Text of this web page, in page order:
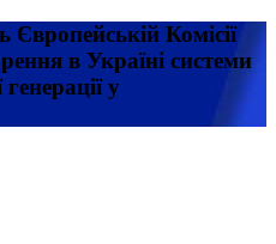
Комісії
в Україні системи
у